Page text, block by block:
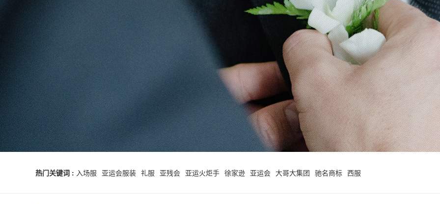
热门关键词 : 入场服 亚运会服装 礼服 亚残会 亚运火炬手 徐家逊 亚运会 大哥大集团 驰名商标 西服